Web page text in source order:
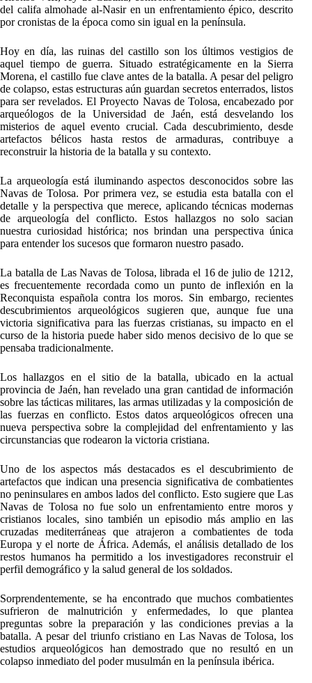
del califa almohade al-Nasir en un enfrentamiento épico, descrito
por cronistas de la época como sin igual en la península.
Hoy en día, las ruinas del castillo son los últimos vestigios de
aquel tiempo de guerra. Situado estratégicamente en la Sierra
Morena, el castillo fue clave antes de la batalla. A pesar del peligro
de colapso, estas estructuras aún guardan secretos enterrados, listos
para ser revelados. El Proyecto Navas de Tolosa, encabezado por
arqueólogos de la Universidad de Jaén, está desvelando los
misterios de aquel evento crucial. Cada descubrimiento, desde
artefactos bélicos hasta restos de armaduras, contribuye a
reconstruir la historia de la batalla y su contexto.
La arqueología está iluminando aspectos desconocidos sobre las
Navas de Tolosa. Por primera vez, se estudia esta batalla con el
detalle y la perspectiva que merece, aplicando técnicas modernas
de arqueología del conflicto. Estos hallazgos no solo sacian
nuestra curiosidad histórica; nos brindan una perspectiva única
para entender los sucesos que formaron nuestro pasado.
La batalla de Las Navas de Tolosa, librada el 16 de julio de 1212,
es frecuentemente recordada como un punto de inflexión en la
Reconquista española contra los moros. Sin embargo, recientes
descubrimientos arqueológicos sugieren que, aunque fue una
victoria significativa para las fuerzas cristianas, su impacto en el
curso de la historia puede haber sido menos decisivo de lo que se
pensaba tradicionalmente.
Los hallazgos en el sitio de la batalla, ubicado en la actual
provincia de Jaén, han revelado una gran cantidad de información
sobre las tácticas militares, las armas utilizadas y la composición de
las fuerzas en conflicto. Estos datos arqueológicos ofrecen una
nueva perspectiva sobre la complejidad del enfrentamiento y las
circunstancias que rodearon la victoria cristiana.
Uno de los aspectos más destacados es el descubrimiento de
artefactos que indican una presencia significativa de combatientes
no peninsulares en ambos lados del conflicto. Esto sugiere que Las
Navas de Tolosa no fue solo un enfrentamiento entre moros y
cristianos locales, sino también un episodio más amplio en las
cruzadas mediterráneas que atrajeron a combatientes de toda
Europa y el norte de África. Además, el análisis detallado de los
restos humanos ha permitido a los investigadores reconstruir el
perfil demográfico y la salud general de los soldados.
Sorprendentemente, se ha encontrado que muchos combatientes
sufrieron de malnutrición y enfermedades, lo que plantea
preguntas sobre la preparación y las condiciones previas a la
batalla. A pesar del triunfo cristiano en Las Navas de Tolosa, los
estudios arqueológicos han demostrado que no resultó en un
colapso inmediato del poder musulmán en la península ibérica.